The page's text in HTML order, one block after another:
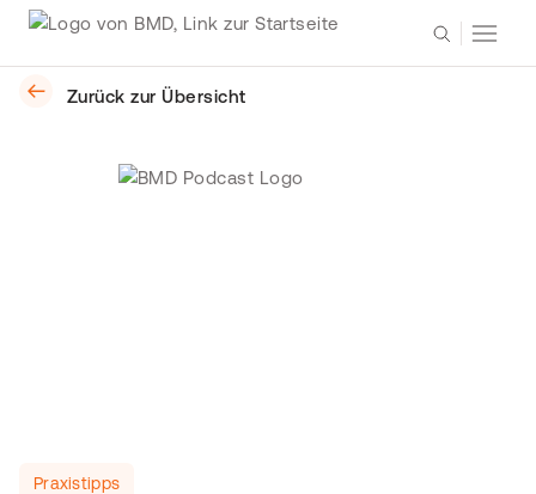
Zurück zur Übersicht
Praxistipps